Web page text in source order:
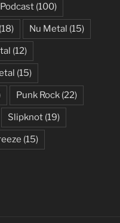
(100)
(18) Nu Metal (15)
(12)
(15)
Punk Rock (22)
Slipknot (19)
(15)